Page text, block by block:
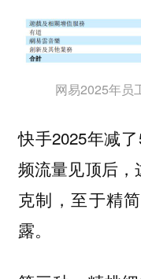
网易2025年员
快手2025年减
频流量见顶后
克制，至于精
露。